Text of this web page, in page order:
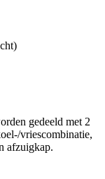
gedeeld met 2
vriescombinatie,
afzuigkap.